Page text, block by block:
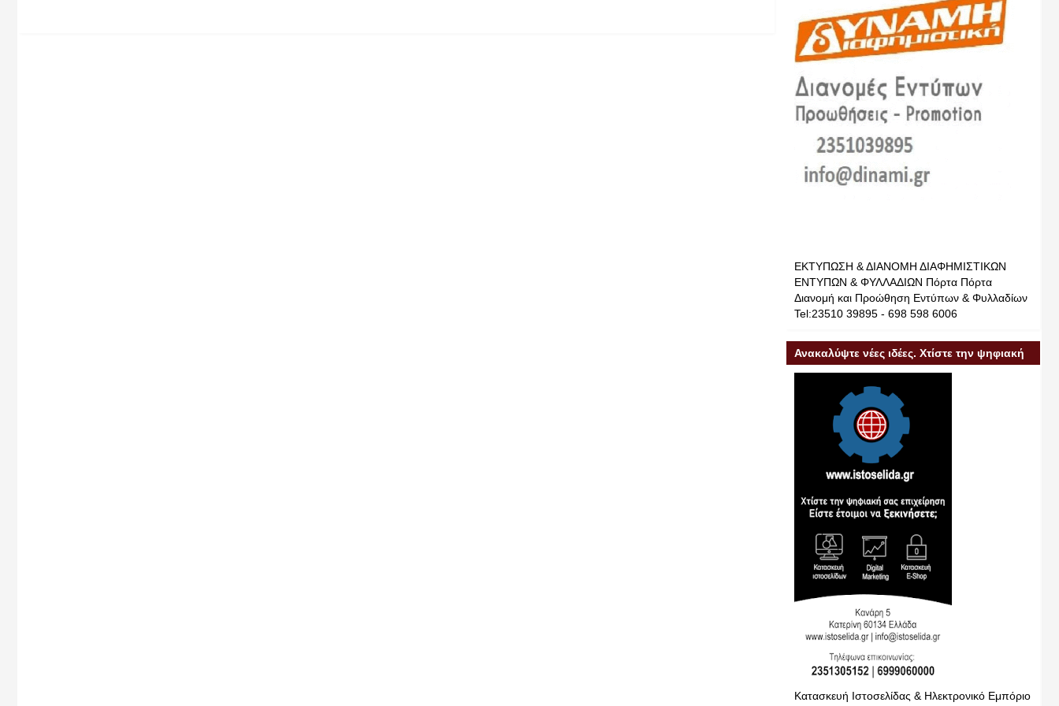
ΕΚΤΥΠΩΣΗ & ΔΙΑΝΟΜΗ ΔΙΑΦΗΜΙΣΤΙΚΩΝ
ΕΝΤΥΠΩΝ & ΦΥΛΛΑΔΙΩΝ Πόρτα Πόρτα
Διανομή και Προώθηση Εντύπων & Φυλλαδίων
Tel:23510 39895 - 698 598 6006
Ανακαλύψτε νέες ιδέες. Χτίστε την ψηφιακή
σας επιχείρηση
Κατασκευή Ιστοσελίδας & Ηλεκτρονικό Εμπόριο